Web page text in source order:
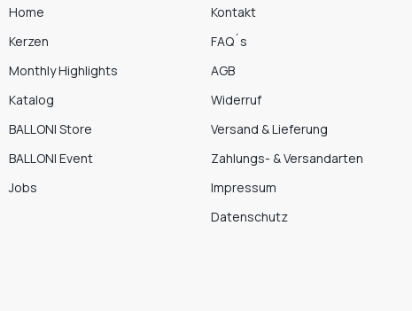
Home
Kerzen
Monthly Highlights
Katalog
BALLONI Store
BALLONI Event
Jobs
Kontakt
FAQ´s
AGB
Widerruf
Versand & Lieferung
Zahlungs- & Versandarten
Impressum
Datenschutz